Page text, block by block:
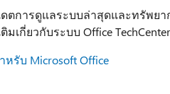
ดตการดูแลระบบล่าสุดและทรัพย
เกี่ยวกับระบบ Office
รับ Microsoft Office